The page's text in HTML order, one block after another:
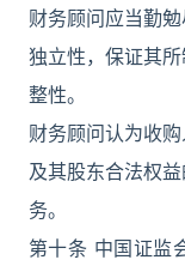
财务顾问应当勤
独立性，保证其
整性。
财务顾问认为收
及其股东合法权
务。
第十条 中国证监